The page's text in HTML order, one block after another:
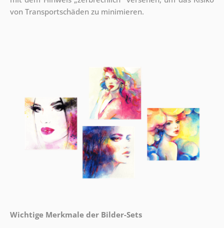
von Transportschäden zu minimieren.
Wichtige Merkmale der Bilder-Sets